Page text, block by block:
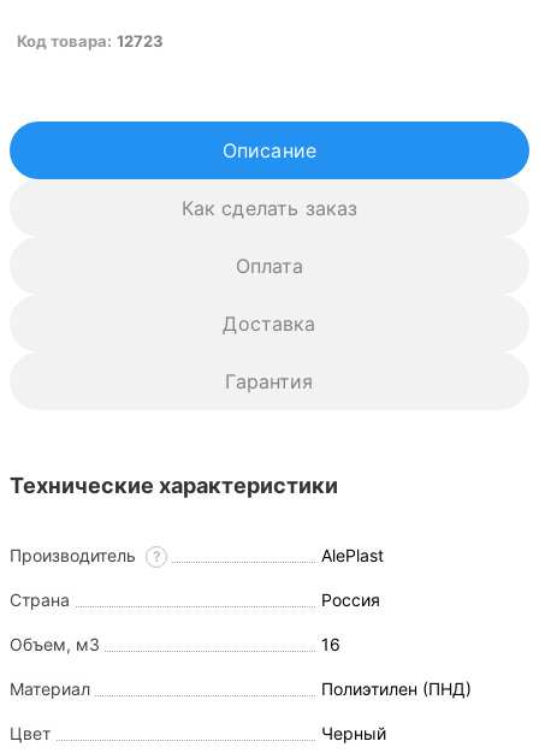
Код товара: 12723
Описание
Как сделать заказ
Оплата
Доставка
Гарантия
Технические характеристики
Производитель ? AlePlast
Страна Россия
Объем, м3 16
Материал Полиэтилен (ПНД)
Цвет Черный